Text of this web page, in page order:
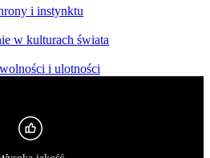
i instynktu
w kulturach świata
i ulotności